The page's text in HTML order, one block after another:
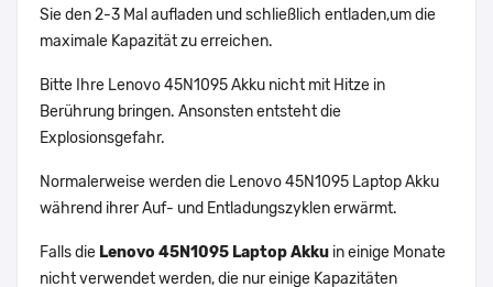
Sie den 2-3 Mal aufladen und schließlich entladen,um die
maximale Kapazität zu erreichen.
Bitte Ihre Lenovo 45N1095 Akku nicht mit Hitze in
Berührung bringen. Ansonsten entsteht die
Explosionsgefahr.
Normalerweise werden die Lenovo 45N1095 Laptop Akku
während ihrer Auf- und Entladungszyklen erwärmt.
Falls die Lenovo 45N1095 Laptop Akku in einige Monate
nicht verwendet werden, die nur einige Kapazitäten